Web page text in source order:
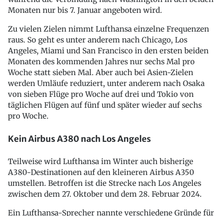
Monaten nur bis 7. Januar angeboten wird.
Zu vielen Zielen nimmt Lufthansa einzelne Frequenzen
raus. So geht es unter anderem nach Chicago, Los
Angeles, Miami und San Francisco in den ersten beiden
Monaten des kommenden Jahres nur sechs Mal pro
Woche statt sieben Mal. Aber auch bei Asien-Zielen
werden Umläufe reduziert, unter anderem nach Osaka
von sieben Flüge pro Woche auf drei und Tokio von
täglichen Flügen auf fünf und später wieder auf sechs
pro Woche.
Kein Airbus A380 nach Los Angeles
Teilweise wird Lufthansa im Winter auch bisherige
A380-Destinationen auf den kleineren Airbus A350
umstellen. Betroffen ist die Strecke nach Los Angeles
zwischen dem 27. Oktober und dem 28. Februar 2024.
Ein Lufthansa-Sprecher nannte verschiedene Gründe für